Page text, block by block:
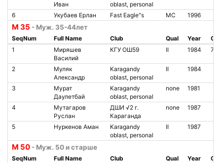
Иван
oblast, personal
6 Укубаев Ерлан Fast Eagle"s МС 1996
М 35 - Муж. 35-44лет
SeqNum Full Name Club Qual Year
1
Миряшев
Василий
КГУ ОШ59 II 1984
2
Муляк
Александр
Karagandy
oblast, personal
II 1984
3
Мурат
Даулетбай
Karagandy
oblast, personal
none 1981
4
Мутагаров
Руслан
ДШИ √2 г.
Караганда
none 1987
5 Нуркенов Аман
Karagandy
oblast, personal
II 1987
М 50 - Муж. 50 и старше
SeqNum Full Name Club Qual Year